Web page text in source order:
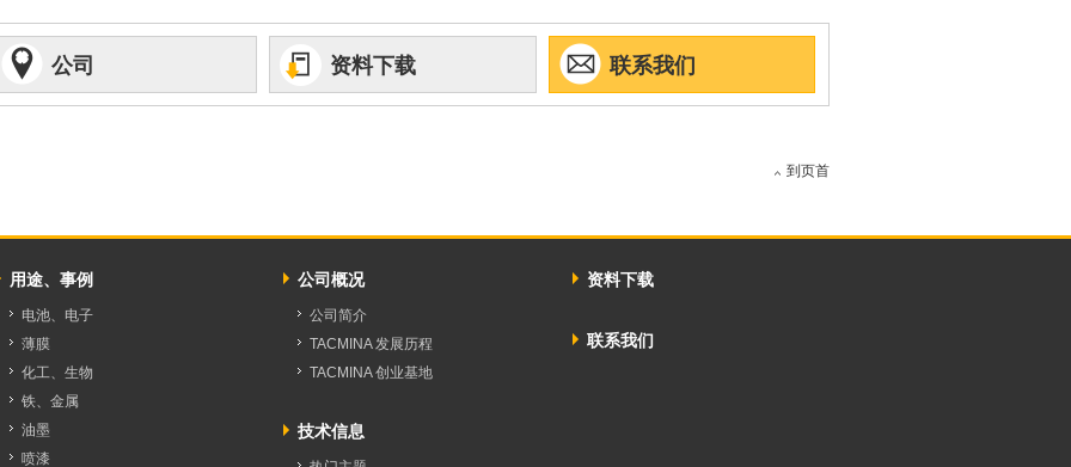
公司 资料下载 联系我们
到页首
用途、事例
电池、电子
薄膜
化工、生物
铁、金属
油墨
喷漆
公司概况
公司简介
TACMINA 发展历程
TACMINA 创业基地
技术信息
资料下载
联系我们